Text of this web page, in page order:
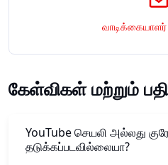
கேள்விகள் மற்றும்
YouTube செயலி அல்லது
தடுக்கப்படவில்லையா?